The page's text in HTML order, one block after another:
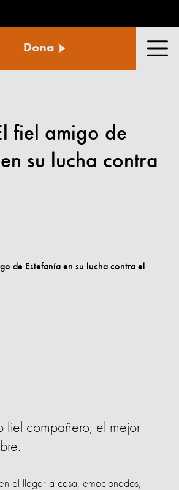
Dona
fiel amigo de
su lucha contra
fiel compañero, el mejor
al llegar a casa, emocionados,